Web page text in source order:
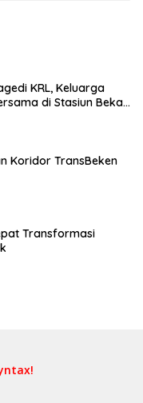
KRL, Keluarga
di Stasiun Bekasi
Koridor TransBeken
Transformasi